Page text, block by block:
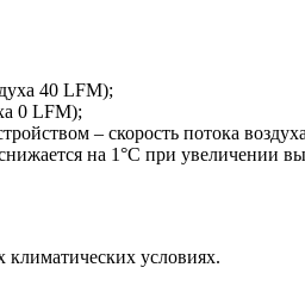
40 LFM);
0 LFM);
– скорость потока
на 1°C при увеличении
климатических условиях.